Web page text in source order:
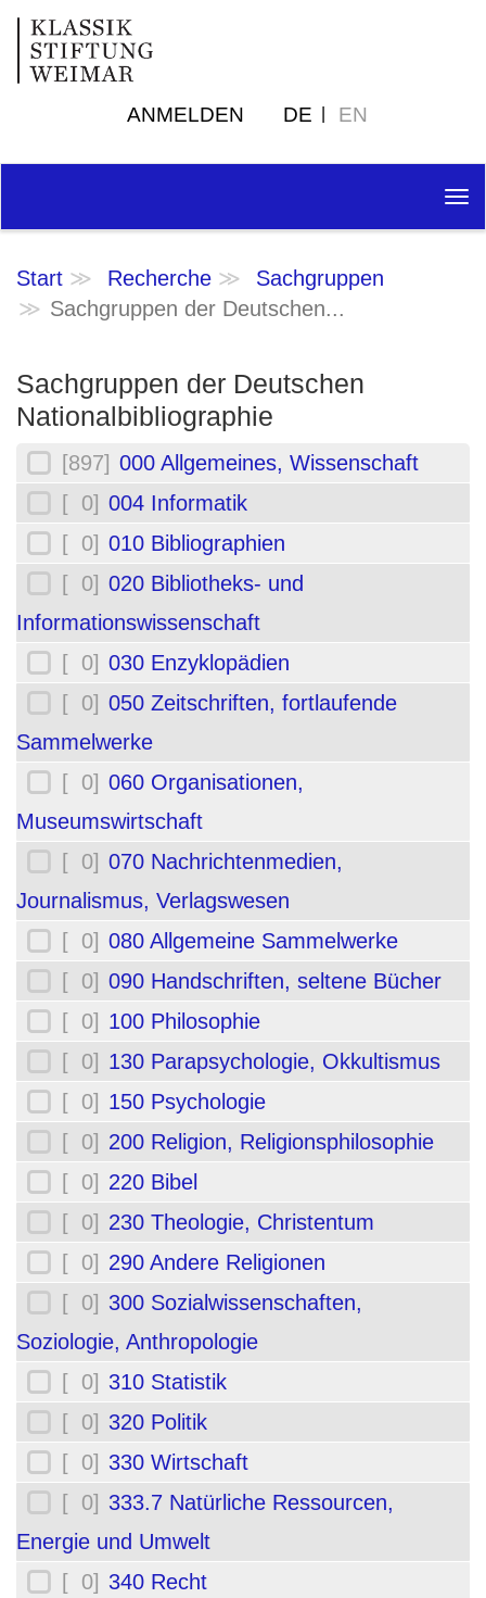
ANMELDEN DE EN
Start Recherche
Sachgruppen
Sachgruppen der Deutschen...
Sachgruppen der Deutschen
Nationalbibliographie
[897] 000 Allgemeines, Wissenschaft
[ 0] 004 Informatik
[ 0] 010 Bibliographien
[ 0] 020 Bibliotheks- und
Informationswissenschaft
[ 0] 030 Enzyklopädien
[ 0] 050 Zeitschriften, fortlaufende
Sammelwerke
[ 0] 060 Organisationen,
Museumswirtschaft
[ 0] 070 Nachrichtenmedien,
Journalismus, Verlagswesen
[ 0] 080 Allgemeine Sammelwerke
[ 0] 090 Handschriften, seltene Bücher
[ 0] 100 Philosophie
[ 0] 130 Parapsychologie, Okkultismus
[ 0] 150 Psychologie
[ 0] 200 Religion, Religionsphilosophie
[ 0] 220 Bibel
[ 0] 230 Theologie, Christentum
[ 0] 290 Andere Religionen
[ 0] 300 Sozialwissenschaften,
Soziologie, Anthropologie
[ 0] 310 Statistik
[ 0] 320 Politik
[ 0] 330 Wirtschaft
[ 0] 333.7 Natürliche Ressourcen,
Energie und Umwelt
[ 0] 340 Recht